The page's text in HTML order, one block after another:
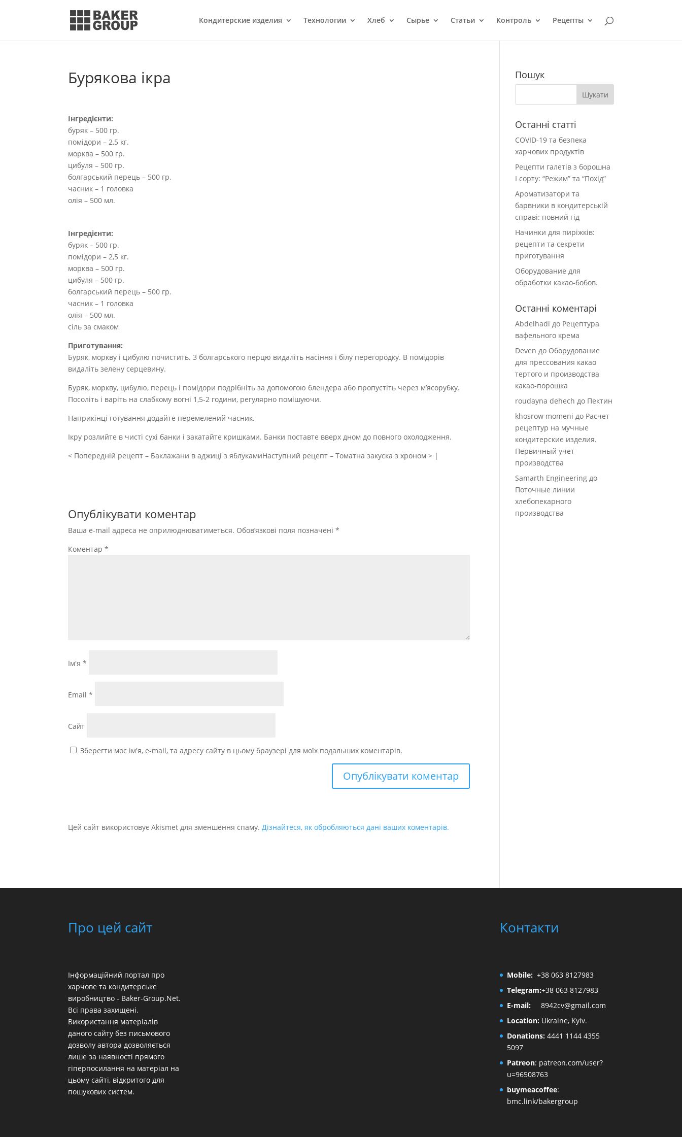
Кондитерcкие изделия Технологии Хлеб Сырье Статьи Контроль Рецепты
Бурякова ікра
Інгредієнти:
буряк – 500 гр.
помідори – 2,5 кг.
морква – 500 гр.
цибуля – 500 гр.
болгарський перець – 500 гр.
часник – 1 головка
олія – 500 мл.
Інгредієнти:
буряк – 500 гр.
помідори – 2,5 кг.
морква – 500 гр.
цибуля – 500 гр.
болгарський перець – 500 гр.
часник – 1 головка
олія – 500 мл.
сіль за смаком
Приготування:
Буряк, моркву і цибулю почистить. З болгарського перцю видаліть насіння і білу перегородку. В помідорів
видаліть зелену серцевину.
Буряк, моркву, цибулю, перець і помідори подрібніть за допомогою блендера або пропустіть через м’ясорубку.
Посоліть і варіть на слабкому вогні 1,5-2 години, регулярно помішуючи.
Наприкінці готування додайте перемелений часник.
Ікру розлийте в чисті сухі банки і закатайте кришками. Банки поставте вверх дном до повного охолодження.
< Попередній рецепт – Баклажани в аджиці з яблукамиНаступний рецепт – Томатна закуска з хроном > |
Опублікувати коментар
Ваша e-mail адреса не оприлюднюватиметься. Обов’язкові поля позначені*
Коментар*
Ім'я*
Email*
Сайт
Зберегти моє ім'я, e-mail, та адресу сайту в цьому браузері для моїх подальших коментарів.
Цей сайт використовує Akismet для зменшення спаму.Дізнайтеся, як обробляються дані ваших коментарів.
Пошук
Останні статті
COVID-19 та безпека
харчових продуктів
Рецепти галетів з борошна
І сорту: “Режим” та “Похід”
Ароматизатори та
барвники в кондитерській
справі: повний гід
Начинки для пиріжків:
рецепти та секрети
приготування
Оборудование для
обработки какао-бобов.
Останні коментарі
Abdelhadi до Рецептура
вафельного крема
Deven до Оборудование
для прессования какао
тертого и производства
какао-порошка
roudayna dehech до Пектин
khosrow momeni до Расчет
рецептур на мучные
кондитерские изделия.
Первичный учет
производства
Samarth Engineering до
Поточные линии
хлебопекарного
производства
Про цей сайт
Інформаційний портал про
харчове та кондитерське
виробництво - Baker-Group.Net.
Всі права захищені.
Використання матеріалів
даного сайту без письмового
дозволу автора дозволяється
лише за наявності прямого
гіперпосилання на матеріал на
цьому сайті, відкритого для
пошукових систем.
Контакти
Mobile:+38 063 8127983
Telegram:+38 063 8127983
E-mail:
8942cv@gmail.com
Location: Ukraine, Kyiv.
Donations: 4441 1144 4355
5097
Patreon: patreon.com/user?
u=96508763
buymeacoffee:
bmc.link/bakergroup